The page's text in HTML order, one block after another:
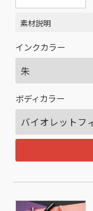
素材説明
インクカラー
ボディカラー